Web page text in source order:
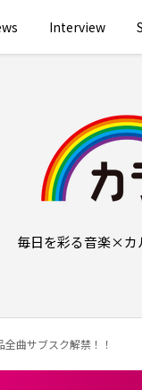
Interview
毎日を彩る音楽×カ
曲サブスク解禁！！